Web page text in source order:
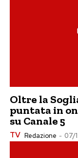
Oltre la
puntata in
su Canale 5
TV Redazione - 07/